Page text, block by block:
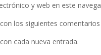
y web en este
los siguientes
cada nueva entrada.